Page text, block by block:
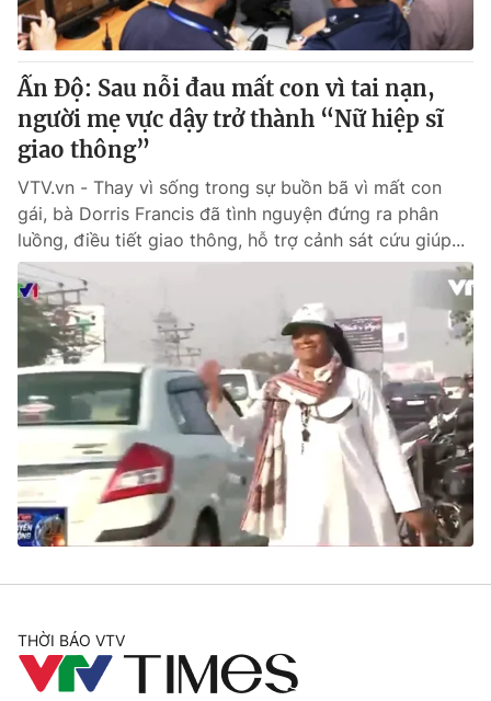
Ấn Độ: Sau nỗi đau mất con vì tai nạn,
người mẹ vực dậy trở thành “Nữ hiệp sĩ
giao thông”
VTV.vn - Thay vì sống trong sự buồn bã vì mất con
gái, bà Dorris Francis đã tình nguyện đứng ra phân
luồng, điều tiết giao thông, hỗ trợ cảnh sát cứu giúp...
THỜI BÁO VTV